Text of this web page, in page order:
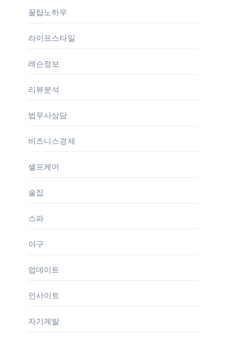
꿀팁노하우
라이프스타일
레슨정보
리뷰분석
법무사상담
비즈니스경제
셀프케어
술집
스파
야구
업데이트
인사이트
자기계발